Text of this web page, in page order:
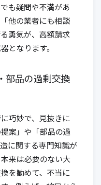
も疑問や不満があ
他の業者にも相談
勇気が、高額請求
となります。
部品の過剰交換
巧妙で、見抜きに
案」や「部品の過
に関する専門知識が
来は必要のない大
を勧めて、不当に